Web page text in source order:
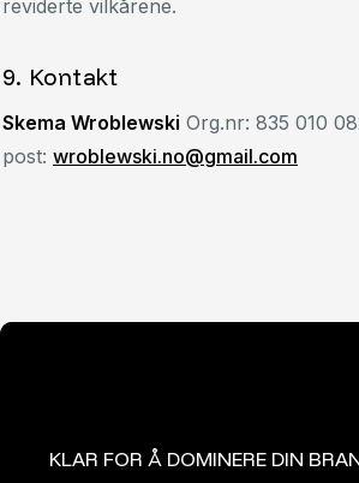
reviderte vilkårene.
9. Kontakt
Skema Wroblewski Org.nr: 835 010
post: wroblewski.no@gmail.com
KLAR FOR Å DOMINERE DIN